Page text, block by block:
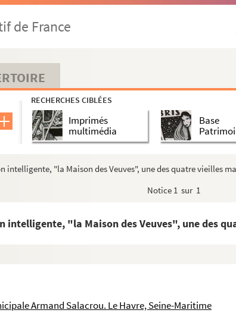
de France
RECHERCHES CIBLÉES
Imprimés
multimédia
Base
intelligente, "la Maison des Veuves", une des quatre vieilles
Notice 1 sur 1
intelligente, "la Maison des Veuves", une des
Armand Salacrou. Le Havre, Seine-Maritime
Saint-François.
de la place Gambetta posait un difficile problème qui va peut-
un nouveau palais pour la Foire-Exposition du Havre
du Perrey.
le plus poussé qui soit est, depuis mercredi en...
dommages de guerre.
de négociant, puis hôtel de voyageurs avant de devenir
sources alimentant Le Havre en eau potable, diminue.
des bâtiments communaux.
fouilles des fondations de l'ilot S. 85.